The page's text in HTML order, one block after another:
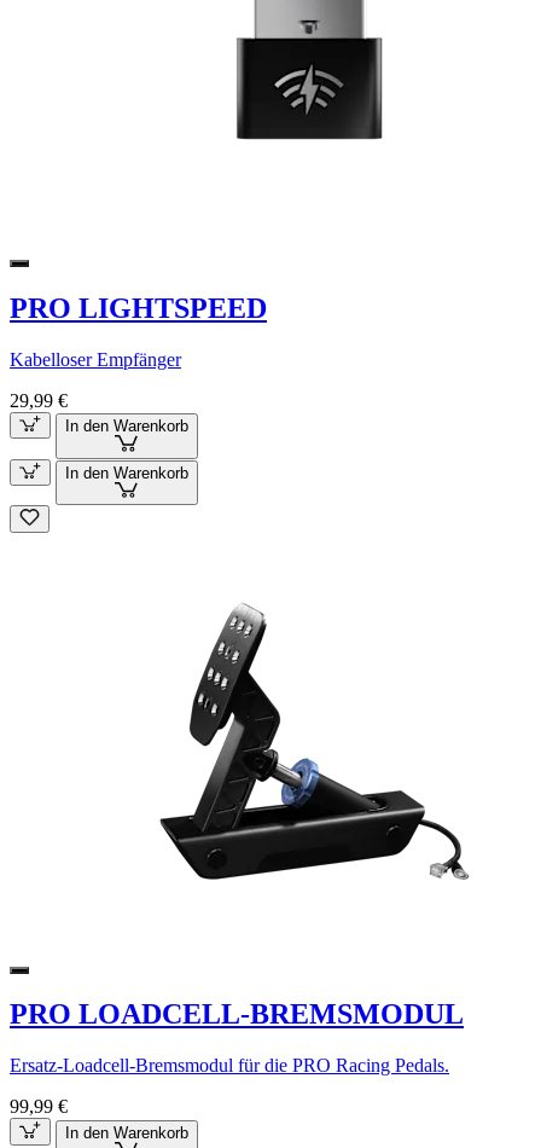
PRO LIGHTSPEED
Kabelloser Empfänger
29,99 €
In den Warenkorb
In den Warenkorb
PRO LOADCELL-BREMSMODUL
Ersatz-Loadcell-Bremsmodul für die PRO Racing Pedals.
99,99 €
In den Warenkorb